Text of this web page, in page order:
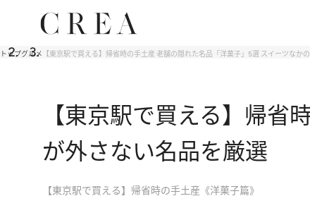
トップグルメ 【東京駅で買える】帰省時の手土産 老舗の隠れた名品「洋菓子」5選 スイーツなか
【東京駅で買える】帰
が外さない名品を厳選
【東京駅で買える】帰省時の手土産《洋菓子篇》